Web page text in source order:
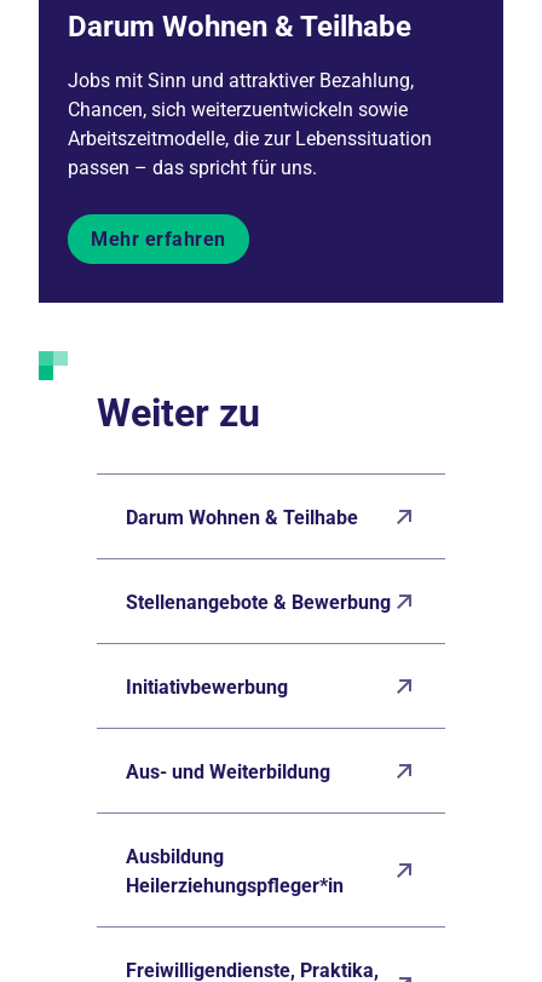
Darum Wohnen & Teilhabe
Jobs mit Sinn und attraktiver Bezahlung,
Chancen, sich weiterzuentwickeln sowie
Arbeitszeitmodelle, die zur Lebenssituation
passen – das spricht für uns.
Mehr erfahren
Weiter zu
Darum Wohnen & Teilhabe
Stellenangebote & Bewerbung
Initiativbewerbung
Aus- und Weiterbildung
Ausbildung
Heilerziehungspfleger*in
Freiwilligendienste, Praktika,